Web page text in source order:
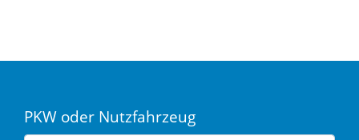
PKW oder Nutzfahrzeug